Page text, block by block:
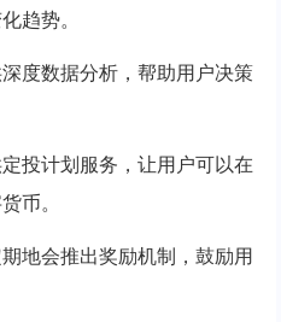
趋势。
度数据分析，帮助用户决策
投计划服务，让用户可以在
币。
地会推出奖励机制，鼓励用